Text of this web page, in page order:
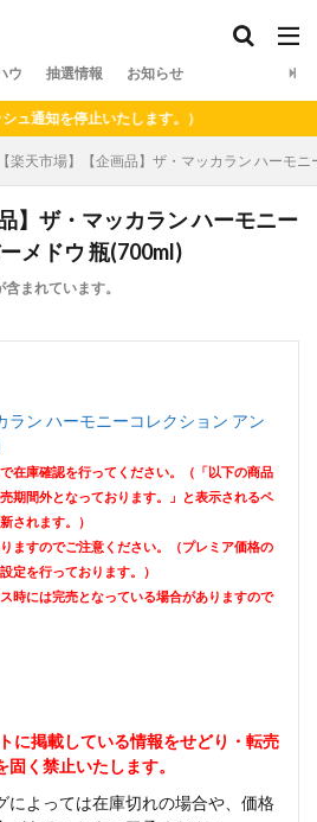
ウ 抽選情報 お知らせ
を停止いたします。）
【楽天市場】【企画品】ザ・マッカラン ハーモ
】ザ・マッカラン ハーモニー
メドウ 瓶(700ml)
まれています。
ラン ハーモニーコレクション アン
在庫確認を行ってください。（「以下の商品
期間外となっております。」と表示されるペ
されます。）
ますのでご注意ください。（プレミア価格の
定を行っております。）
時には完売となっている場合がありますので
に掲載している情報をせどり・転売
く禁止いたします。
によっては在庫切れの場合や、価格